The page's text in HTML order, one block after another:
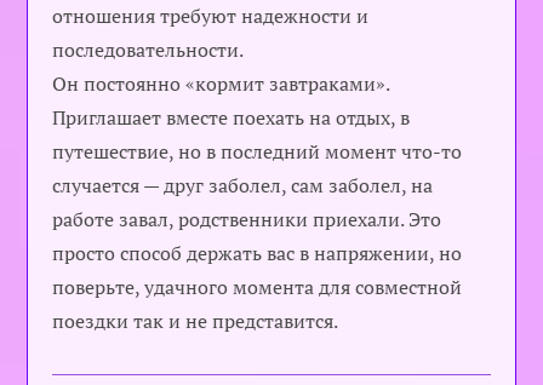
отношения требуют надежности и
последовательности.
Он постоянно «кормит завтраками».
Приглашает вместе поехать на отдых, в
путешествие, но в последний момент что-то
случается — друг заболел, сам заболел, на
работе завал, родственники приехали. Это
просто способ держать вас в напряжении, но
поверьте, удачного момента для совместной
поездки так и не представится.